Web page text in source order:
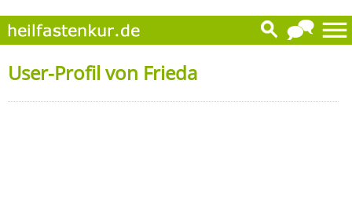
User-Profil von Frieda